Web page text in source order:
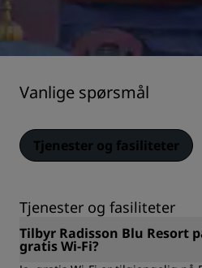
Vanlige spørsmål
Tjenester og fasiliteter
Tjenester og fasiliteter
Tilbyr Radisson Blu Resort
gratis Wi-Fi?